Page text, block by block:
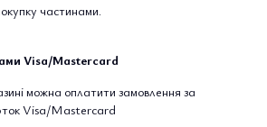
частинами.
Visa/Mastercard
можна оплатити замовлення за
Visa/Mastercard